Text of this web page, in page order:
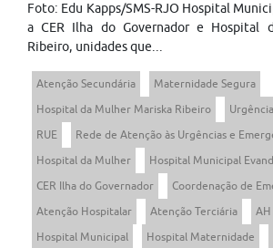
Foto: Edu Kapps/SMS-RJO Hospital
a CER Ilha do Governador e Hospital
Ribeiro, unidades que...
Atenção Secundária
Maternidade Segura
Hospital da Mulher Mariska Ribeiro
RUE
Rede de Atenção às Urgências e
Hospital da Mulher
Hospital Municipal
CER Ilha do Governador
Coordenação de
Atenção Hospitalar
Atenção Terciária
AH
Hospital Municipal
Hospital Maternidade